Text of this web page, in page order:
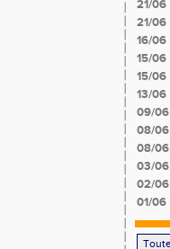
21/06
21/06
16/06
15/06
15/06
13/06
09/06
08/06
08/06
03/06
02/06
01/06